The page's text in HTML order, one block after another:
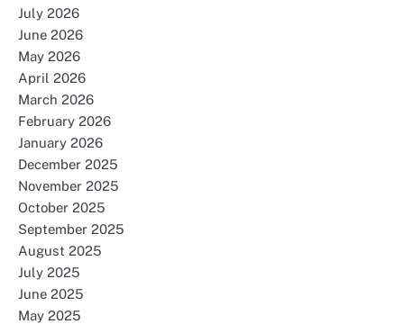
July 2026
June 2026
May 2026
April 2026
March 2026
February 2026
January 2026
December 2025
November 2025
October 2025
September 2025
August 2025
July 2025
June 2025
May 2025